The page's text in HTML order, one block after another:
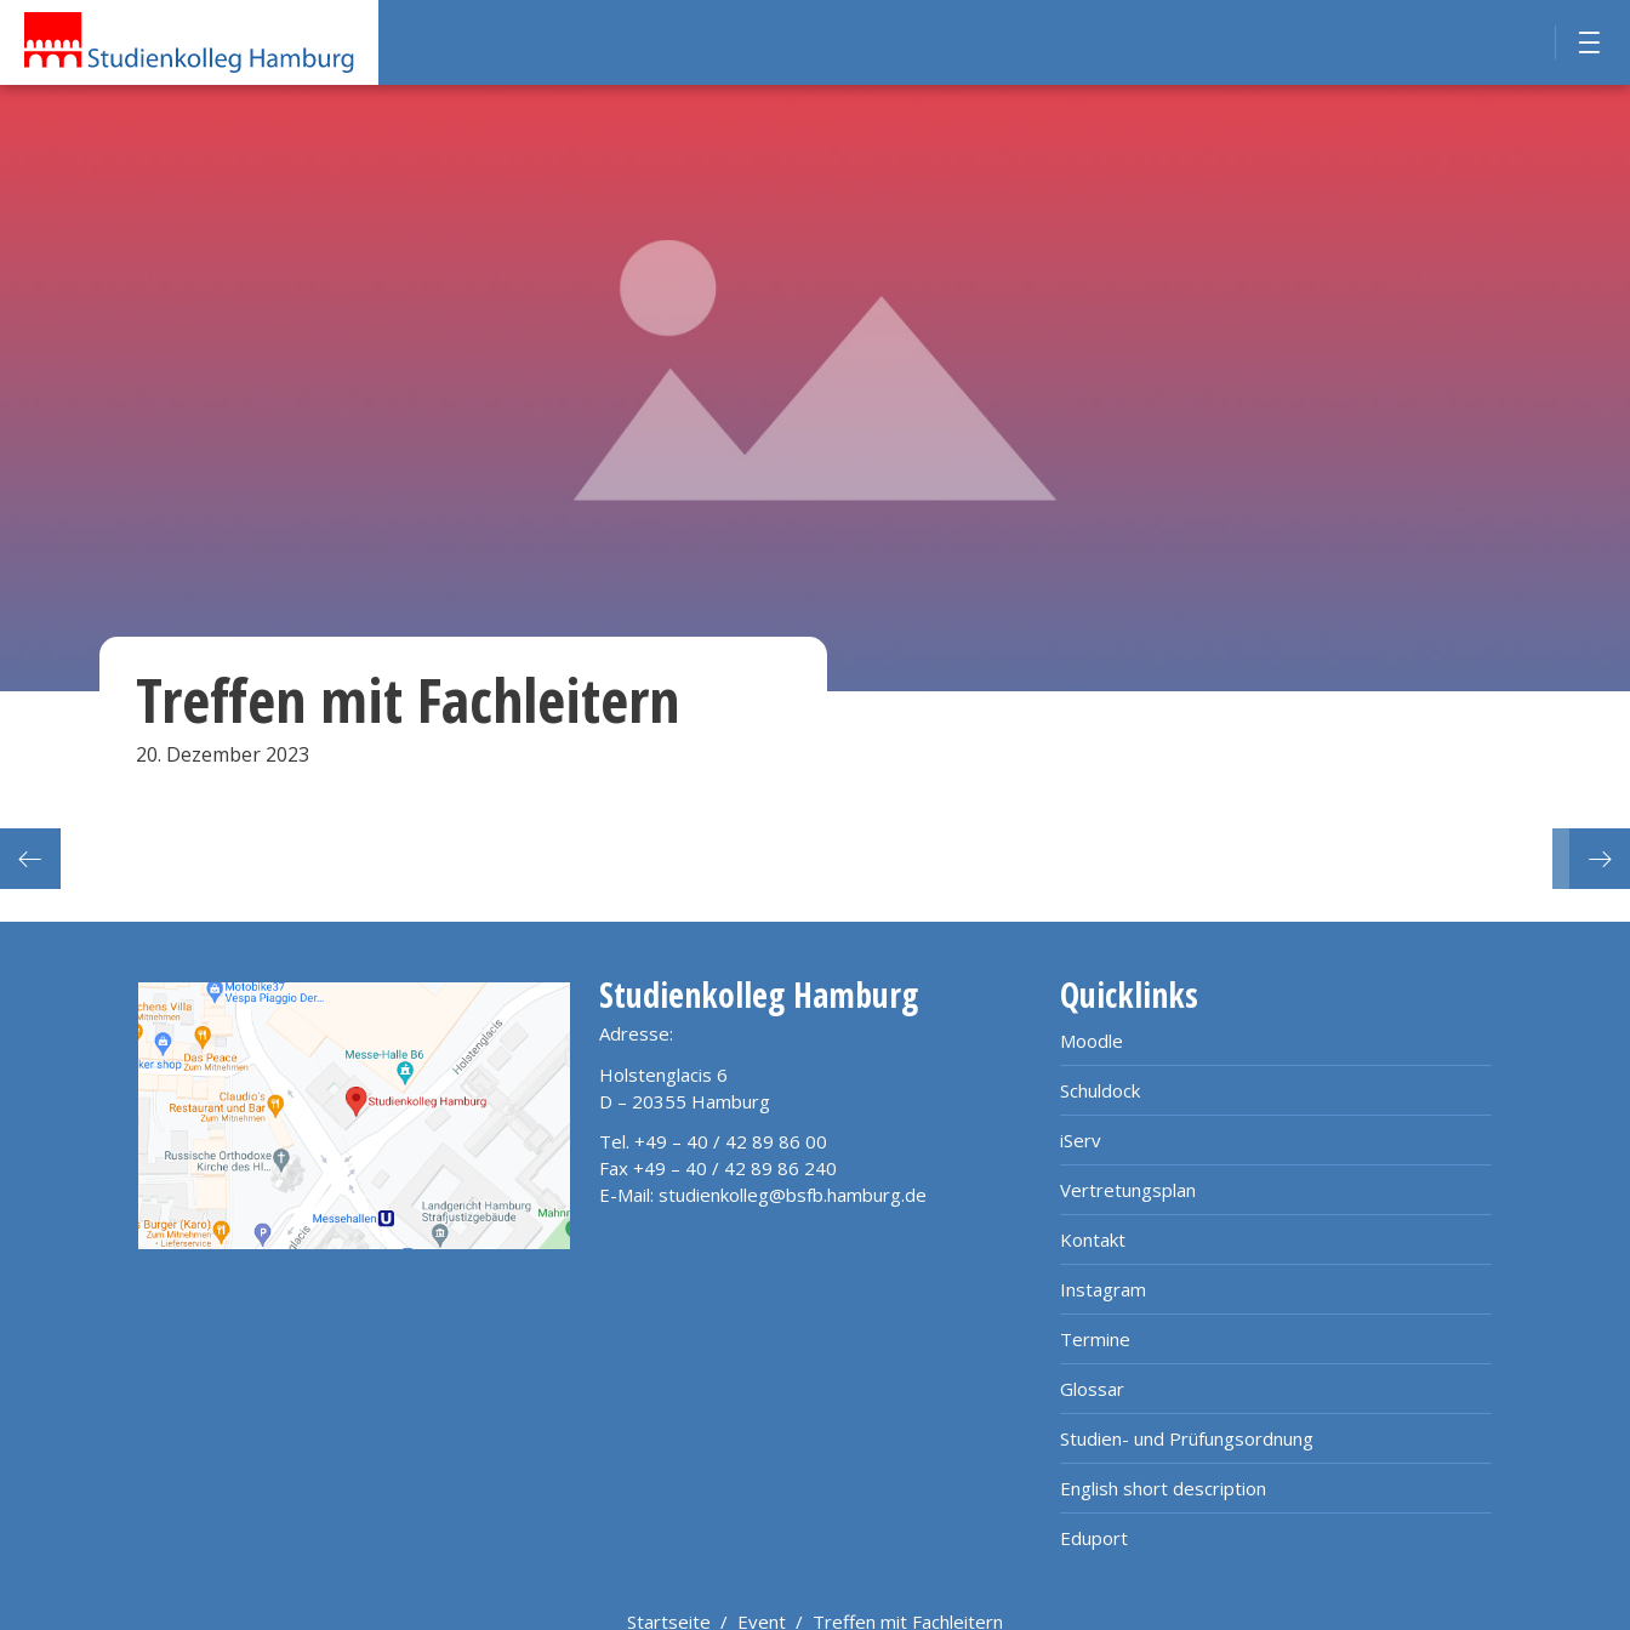
Treffen mit Fachleitern
20. Dezember 2023
Studienkolleg Hamburg
Adresse:
Holstenglacis 6
D – 20355 Hamburg
Tel. +49 – 40 / 42 89 86 00
Fax +49 – 40 / 42 89 86 240
E-Mail: studienkolleg@bsfb.hamburg.de
Quicklinks
Moodle
Schuldock
iServ
Vertretungsplan
Kontakt
Instagram
Termine
Glossar
Studien- und Prüfungsordnung
English short description
Eduport
Startseite / Event / Treffen mit Fachleitern